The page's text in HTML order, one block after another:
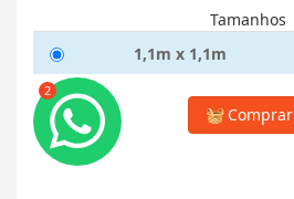
2
Tamanhos
1,1m x 1,1m
Comprar